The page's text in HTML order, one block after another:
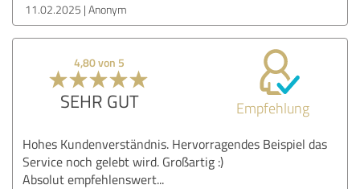
11.02.2025 Anonym
4,80 von 5
SEHR GUT Empfehlung
Hohes Kundenverständnis. Hervorragendes Beispiel das
Service noch gelebt wird. Großartig :)
Absolut empfehlenswert...